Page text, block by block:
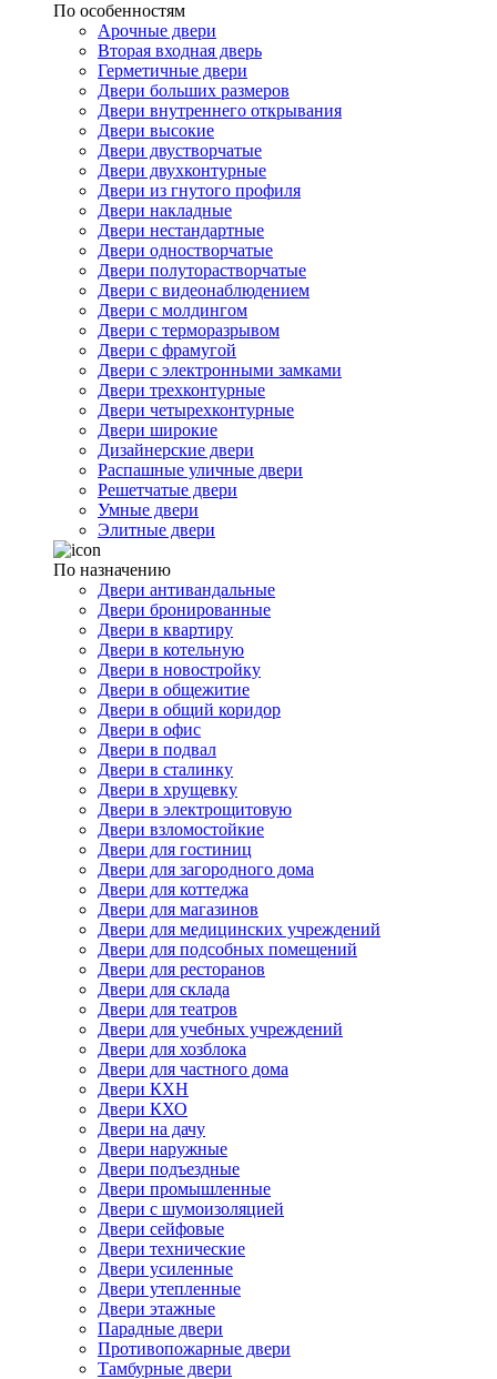
По особенностям
Арочные двери
Вторая входная дверь
Герметичные двери
Двери больших размеров
Двери внутреннего открывания
Двери высокие
Двери двустворчатые
Двери двухконтурные
Двери из гнутого профиля
Двери накладные
Двери нестандартные
Двери одностворчатые
Двери полуторастворчатые
Двери с видеонаблюдением
Двери с молдингом
Двери с терморазрывом
Двери с фрамугой
Двери с электронными замками
Двери трехконтурные
Двери четырехконтурные
Двери широкие
Дизайнерские двери
Распашные уличные двери
Решетчатые двери
Умные двери
Элитные двери
По назначению
Двери антивандальные
Двери бронированные
Двери в квартиру
Двери в котельную
Двери в новостройку
Двери в общежитие
Двери в общий коридор
Двери в офис
Двери в подвал
Двери в сталинку
Двери в хрущевку
Двери в электрощитовую
Двери взломостойкие
Двери для гостиниц
Двери для загородного дома
Двери для коттеджа
Двери для магазинов
Двери для медицинских учреждений
Двери для подсобных помещений
Двери для ресторанов
Двери для склада
Двери для театров
Двери для учебных учреждений
Двери для хозблока
Двери для частного дома
Двери КХН
Двери КХО
Двери на дачу
Двери наружные
Двери подъездные
Двери промышленные
Двери с шумоизоляцией
Двери сейфовые
Двери технические
Двери усиленные
Двери утепленные
Двери этажные
Парадные двери
Противопожарные двери
Тамбурные двери